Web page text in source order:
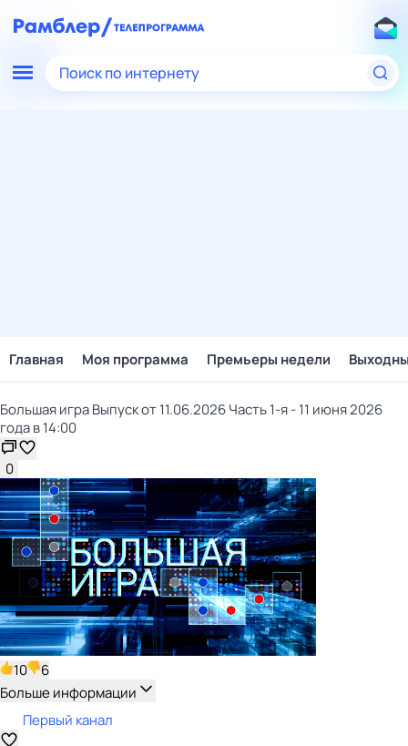
Поиск по интернету
Главная Моя программа Премьеры недели
Большая игра Выпуск от 11.06.2026 Часть 1-я - 11 июня 2026
года в 14:00
0
10
6
Больше информации
Первый канал